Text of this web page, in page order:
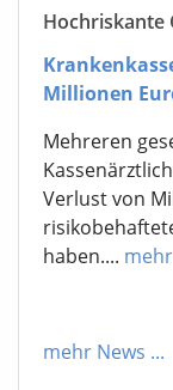
Hochriskante
Millionen
Mehreren
Verlust von
haben.... mehr
mehr News ...